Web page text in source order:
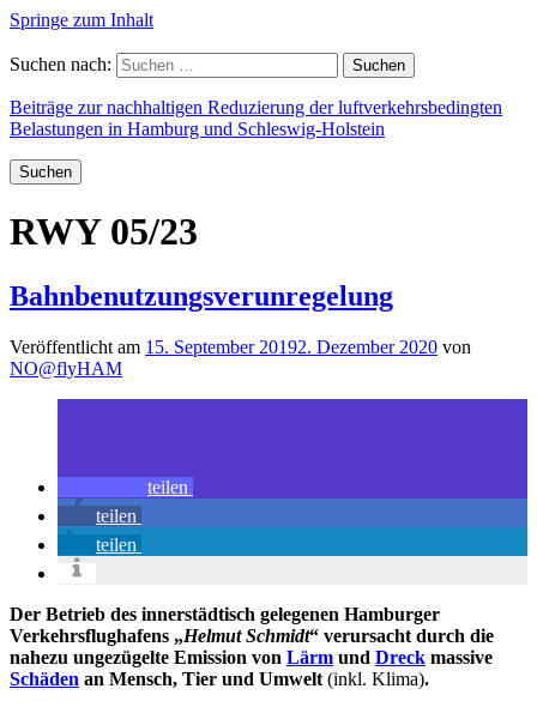
Springe zum Inhalt
Suchen nach:
Beiträge zur nachhaltigen Reduzierung der luftverkehrsbedingten
Belastungen in Hamburg und Schleswig-Holstein
Suchen
RWY 05/23
Bahnbenutzungsverunregelung
Veröffentlicht am 15. September 20192. Dezember 2020 von
NO@flyHAM
teilen
teilen
teilen
Der Betrieb des innerstädtisch gelegenen Hamburger
Verkehrsflughafens „Helmut Schmidt“ verursacht durch die
nahezu ungezügelte Emission von Lärm und Dreck massive
Schäden an Mensch, Tier und Umwelt (inkl. Klima).